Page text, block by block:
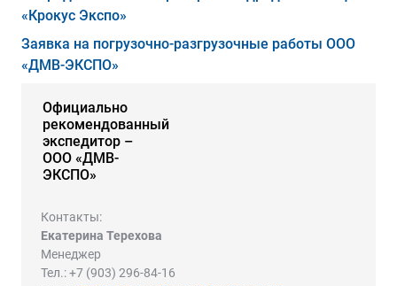
«Крокус Экспо»
Заявка на погрузочно-разгрузочные работы ООО
«ДМВ-ЭКСПО»
Официально
рекомендованный
экспедитор –
ООО «ДМВ-
ЭКСПО»
Контакты:
Екатерина Терехова
Менеджер
Тел.: +7 (903) 296-84-16